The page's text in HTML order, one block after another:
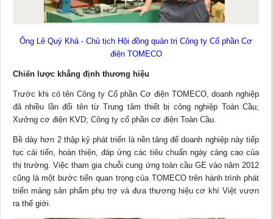
Ông Lê Quý Khả - Chủ tịch Hội đồng quản trị Công ty Cổ phần Cơ
điện TOMECO
Chiến lược khẳng định thương hiệu
Trước khi có tên Công ty Cổ phần Cơ điện TOMECO, doanh nghiệp
đã nhiều lần đổi tên từ Trung tâm thiết bị công nghiệp Toàn Cầu;
Xưởng cơ điện KVD; Công ty cổ phần cơ điện Toàn Cầu.
Bề dày hơn 2 thập kỷ phát triển là nền tảng để doanh nghiệp này tiếp
tục cải tiến, hoàn thiện, đáp ứng các tiêu chuẩn ngày càng cao của
thị trường. Việc tham gia chuỗi cung ứng toàn cầu GE vào năm 2012
cũng là một bước tiến quan trọng của TOMECO trên hành trình phát
triển mảng sản phẩm phụ trợ và đưa thương hiệu cơ khí Việt vươn
ra thế giới.